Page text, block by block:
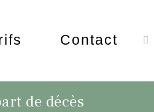
Contact
de décès